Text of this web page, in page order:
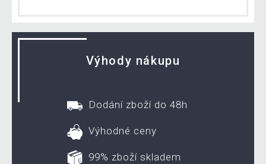
Výhody nákupu
Dodání zboží do 48h
Výhodné ceny
99% zboží skladem